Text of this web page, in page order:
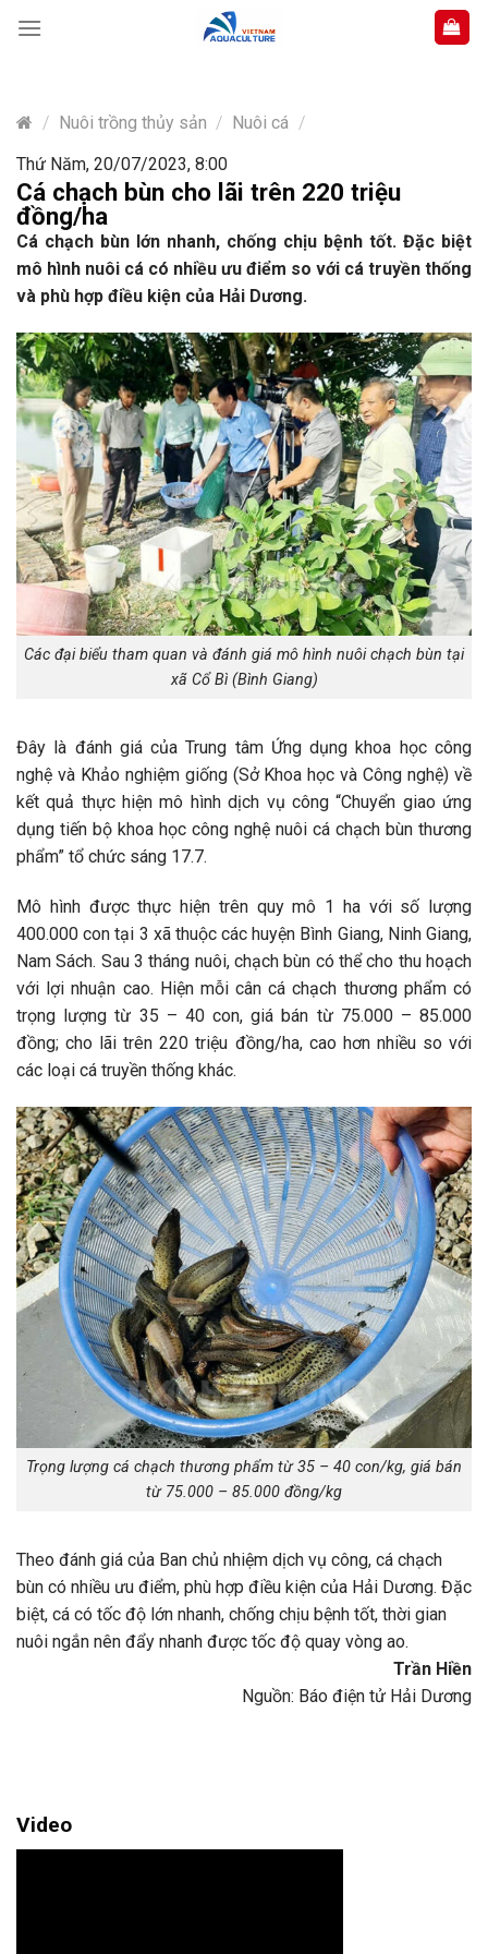
content
/ Nuôi trồng thủy sản / Nuôi cá /
Thứ Năm, 20/07/2023, 8:00
Cá chạch bùn cho lãi trên 220 triệu
đồng/ha
Cá chạch bùn lớn nhanh, chống chịu bệnh tốt. Đặc biệt
mô hình nuôi cá có nhiều ưu điểm so với cá truyền thống
và phù hợp điều kiện của Hải Dương.
Các đại biểu tham quan và đánh giá mô hình nuôi chạch bùn tại
xã Cổ Bì (Bình Giang)
Đây là đánh giá của Trung tâm Ứng dụng khoa học công
nghệ và Khảo nghiệm giống (Sở Khoa học và Công nghệ) về
kết quả thực hiện mô hình dịch vụ công “Chuyển giao ứng
dụng tiến bộ khoa học công nghệ nuôi cá chạch bùn thương
phẩm” tổ chức sáng 17.7.
Mô hình được thực hiện trên quy mô 1 ha với số lượng
400.000 con tại 3 xã thuộc các huyện Bình Giang, Ninh Giang,
Nam Sách. Sau 3 tháng nuôi, chạch bùn có thể cho thu hoạch
với lợi nhuận cao. Hiện mỗi cân cá chạch thương phẩm có
trọng lượng từ 35 – 40 con, giá bán từ 75.000 – 85.000
đồng; cho lãi trên 220 triệu đồng/ha, cao hơn nhiều so với
các loại cá truyền thống khác.
Trọng lượng cá chạch thương phẩm từ 35 – 40 con/kg, giá bán
từ 75.000 – 85.000 đồng/kg
Theo đánh giá của Ban chủ nhiệm dịch vụ công, cá chạch
bùn có nhiều ưu điểm, phù hợp điều kiện của Hải Dương. Đặc
biệt, cá có tốc độ lớn nhanh, chống chịu bệnh tốt, thời gian
nuôi ngắn nên đẩy nhanh được tốc độ quay vòng ao.
Trần Hiền
Nguồn: Báo điện tử Hải Dương
Video